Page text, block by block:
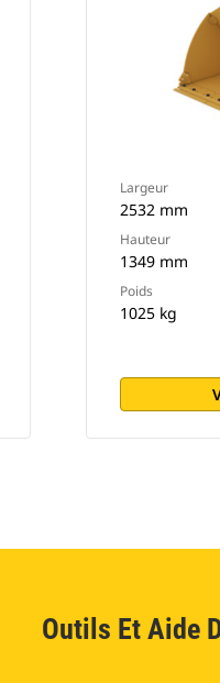
Largeur
2532 mm
Hauteur
1349 mm
Poids
1025 kg
Outils Et Aide